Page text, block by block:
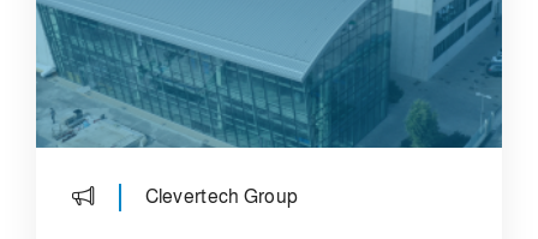
Clevertech Group